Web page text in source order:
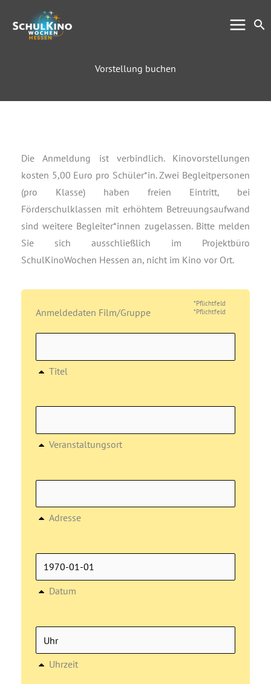
Inhalt
springen
Vorstellung buchen
Die Anmeldung ist verbindlich. Kinovorstellungen
kosten 5,00 Euro pro Schüler*in. Zwei Begleitpersonen
(pro Klasse) haben freien Eintritt, bei
Förderschulklassen mit erhöhtem Betreuungsaufwand
sind weitere Begleiter*innen zugelassen. Bitte melden
Sie sich ausschließlich im Projektbüro
SchulKinoWochen Hessen an, nicht im Kino vor Ort.
*Pflichtfeld
Anmeldedaten Film/Gruppe
Titel
Veranstaltungsort
Adresse
Datum
Uhrzeit
*Pflichtfeld